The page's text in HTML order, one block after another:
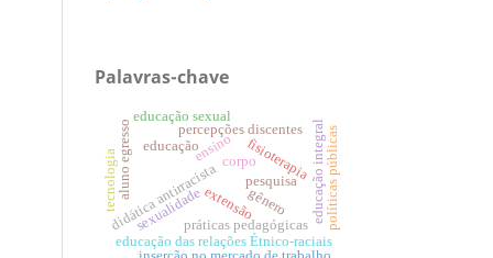
Palavras-chave
educação
corpo
ensino
pesquisa
extensão
práticas pedagógicas
didática antirracista
educação das relações Étnico-raciais
educação integral
percepções discentes políticas públicas
aluno egresso fisioterapia
educação sexual
gênero
sexualidade
tecnologia